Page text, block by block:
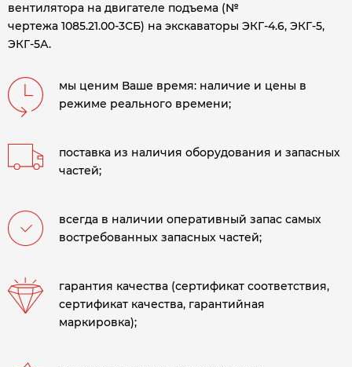
вентилятора на двигателе подъема (№
чертежа 1085.21.00-3СБ) на экскаваторы ЭКГ-4.6, ЭКГ-5,
ЭКГ-5А.
мы ценим Ваше время: наличие и цены в
режиме реального времени;
поставка из наличия оборудования и запасных
частей;
всегда в наличии оперативный запас самых
востребованных запасных частей;
гарантия качества (сертификат соответствия,
сертификат качества, гарантийная
маркировка);